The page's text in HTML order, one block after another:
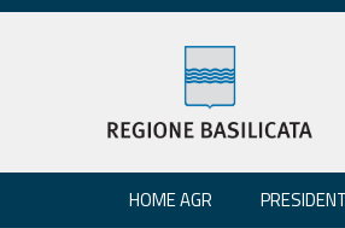
HOME AGR